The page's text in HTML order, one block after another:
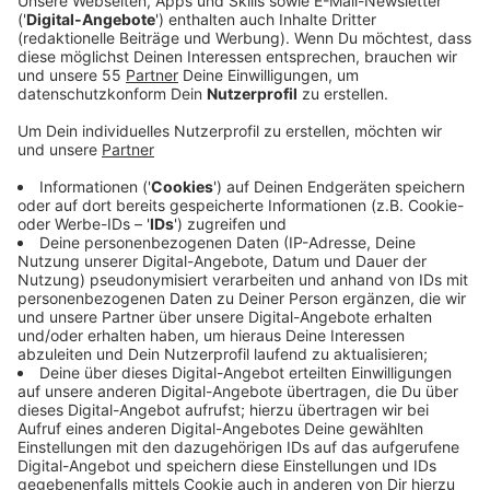
die Viertelfinal-Spiele feststehen. Da kommt sogar
unser Bundestrainer ins Grübeln.
Veröffentlicht:Freitag, 10.07.2020 09:07
Anzeige
Jogis Sprachnachricht: "Europapokal-